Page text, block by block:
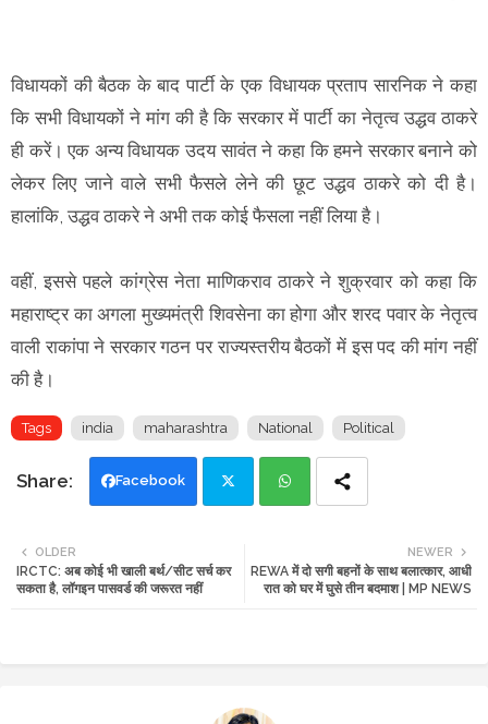
विधायकों की बैठक के बाद पार्टी के एक विधायक प्रताप सारनिक ने कहा
कि सभी विधायकों ने मांग की है कि सरकार में पार्टी का नेतृत्व उद्धव ठाकरे
ही करें। एक अन्य विधायक उदय सावंत ने कहा कि हमने सरकार बनाने को
लेकर लिए जाने वाले सभी फैसले लेने की छूट उद्धव ठाकरे को दी है।
हालांकि, उद्धव ठाकरे ने अभी तक कोई फैसला नहीं लिया है।
वहीं, इससे पहले कांग्रेस नेता माणिकराव ठाकरे ने शुक्रवार को कहा कि
महाराष्ट्र का अगला मुख्यमंत्री शिवसेना का होगा और शरद पवार के नेतृत्व
वाली राकांपा ने सरकार गठन पर राज्यस्तरीय बैठकों में इस पद की मांग नहीं
की है।
Tags india maharashtra National Political
Facebook
tte ats
NEWER
REWA में दो सगी बहनों के साथ बलात्कार, आधी
रात को घर में घुसे तीन बदमाश | MP NEWS
OLDER
IRCTC: अब कोई भी खाली बर्थ/सीट सर्च कर
सकता है, लॉगइन पासवर्ड की जरूरत नहीं